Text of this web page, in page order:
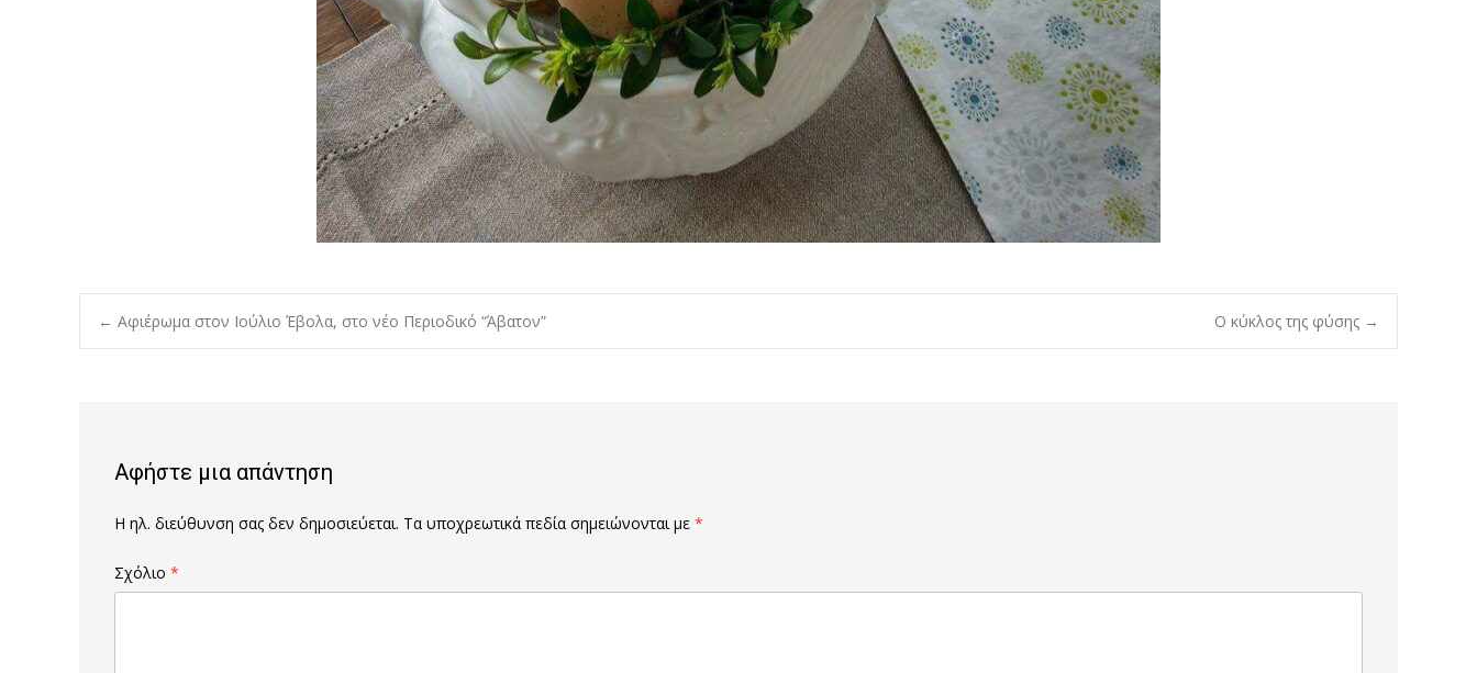
Post
← Αφιέρωμα στον Ιούλιο Έβολα, στο νέο Περιοδικό “Άβατον” Ο κύκλος της φύσης →
Αφήστε μια απάντηση
Η ηλ. διεύθυνση σας δεν δημοσιεύεται. Τα υποχρεωτικά πεδία σημειώνονται με *
Σχόλιο *